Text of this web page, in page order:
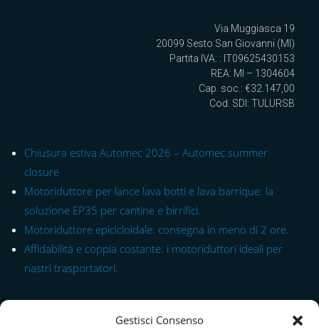
Gestisci Consenso
Via Muggiasca 19
20099 Sesto San Giovanni (MI)
Partita IVA: : IT09625430153
REA: MI – 1304604
Cap. soc.: €32.147,00
Cod. SDI: TULURSB
Chiusura estiva Automec 2026 – Automec summer
closure
Motoriduttore per lance lava botti e lava barrique: la
soluzione EP35 per cantine e birrifici.
Motoriduttore epicicloidale: consegna in meno di 2 ore.
Affidabilità e coppia costante: i motoriduttori ideali per
nastri trasportatori.